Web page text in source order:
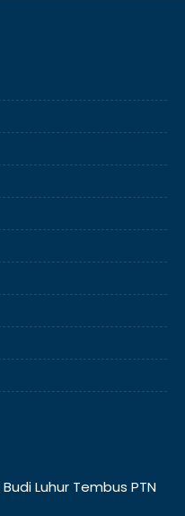
Luhur Tembus PTN